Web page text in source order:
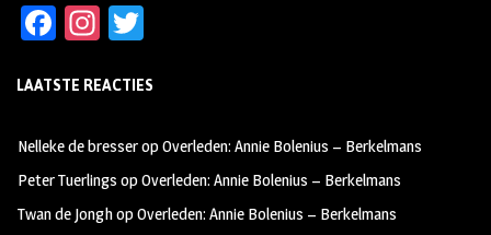
Fa
b
oo
k
In
ag
m
tt
LAATSTE REACTIES
Nelleke de bresseropOverleden: Annie Bolenius – Berkelmans
Peter Tuerlings opOverleden: Annie Bolenius – Berkelmans
Twan de JonghopOverleden: Annie Bolenius – Berkelmans